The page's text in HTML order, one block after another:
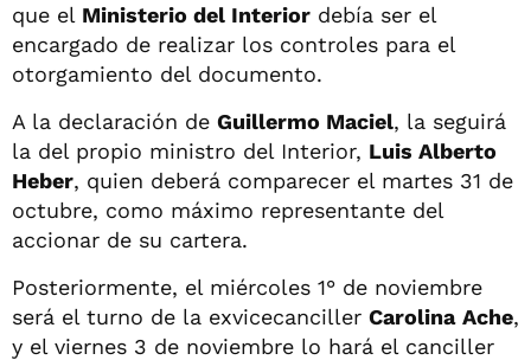
que el Ministerio del Interior debía ser el
encargado de realizar los controles para el
otorgamiento del documento.
A la declaración de Guillermo Maciel, la seguirá
la del propio ministro del Interior, Luis Alberto
Heber, quien deberá comparecer el martes 31 de
octubre, como máximo representante del
accionar de su cartera.
Posteriormente, el miércoles 1° de noviembre
será el turno de la exvicecanciller Carolina Ache,
y el viernes 3 de noviembre lo hará el canciller